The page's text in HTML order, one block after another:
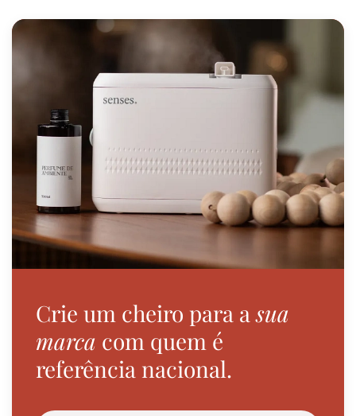
Crie um cheiro para asua
marca com quem é
referência nacional.